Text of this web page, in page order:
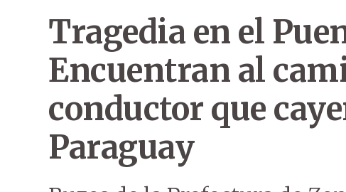
Tragedia en el
Encuentran al
conductor que
Paraguay